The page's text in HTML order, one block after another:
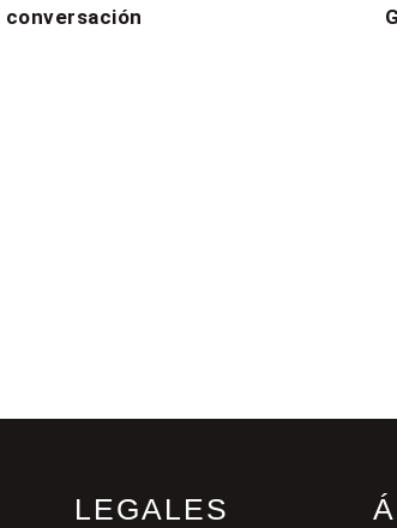
conversación
LEGALES